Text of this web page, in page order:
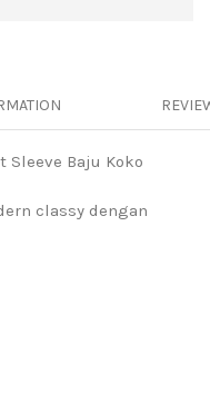
Baju Koko
classy dengan